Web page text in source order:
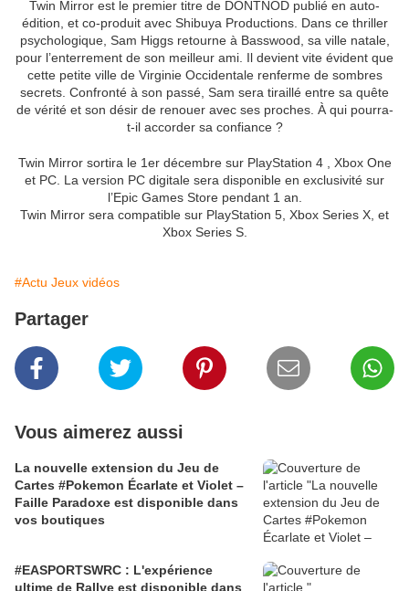
Twin Mirror est le premier titre de DONTNOD publié en auto-
édition, et co-produit avec Shibuya Productions. Dans ce thriller
psychologique, Sam Higgs retourne à Basswood, sa ville natale,
pour l’enterrement de son meilleur ami. Il devient vite évident que
cette petite ville de Virginie Occidentale renferme de sombres
secrets. Confronté à son passé, Sam sera tiraillé entre sa quête
de vérité et son désir de renouer avec ses proches. À qui pourra-
t-il accorder sa confiance ?
Twin Mirror sortira le 1er décembre sur PlayStation 4 , Xbox One
et PC. La version PC digitale sera disponible en exclusivité sur
l’Epic Games Store pendant 1 an.
Twin Mirror sera compatible sur PlayStation 5, Xbox Series X, et
Xbox Series S.
#Actu Jeux vidéos
Partager
Vous aimerez aussi
La nouvelle extension du Jeu de
Cartes #Pokemon Écarlate et Violet –
Faille Paradoxe est disponible dans
vos boutiques
#EASPORTSWRC : L'expérience
ultime de Rallye est disponible dans